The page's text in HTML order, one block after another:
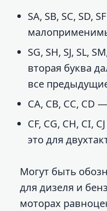
SA, SB, SC, SD,
SG, SH, SJ, SL,
вторая буква
все
CA, CB, CC, CD
CF, CG, CH, CI,
это для
Могут быть
для дизеля и
моторах